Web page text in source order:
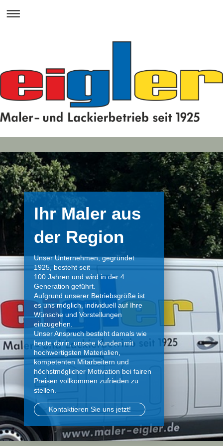
Ihr Maler aus
der Region
Unser Unternehmen, gegründet
1925, besteht seit
100 Jahren und wird in der 4.
Generation geführt.
Aufgrund unserer Betriebsgröße ist
es uns möglich, individuell auf Ihre
Wünsche und Vorstellungen
einzugehen.
Unser Anspruch besteht damals wie
heute darin, unsere Kunden mit
hochwertigsten Materialien,
kompetenten Mitarbeitern und
höchstmöglicher Motivation bei fairen
Preisen vollkommen zufrieden zu
stellen.
Kontaktieren Sie uns jetzt!